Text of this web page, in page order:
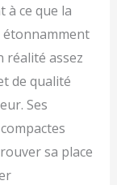
au
-35
ET SÛR -
de
pour
de
à
à ce que la
étonnamment
réalité assez
de qualité
Ses
sa place